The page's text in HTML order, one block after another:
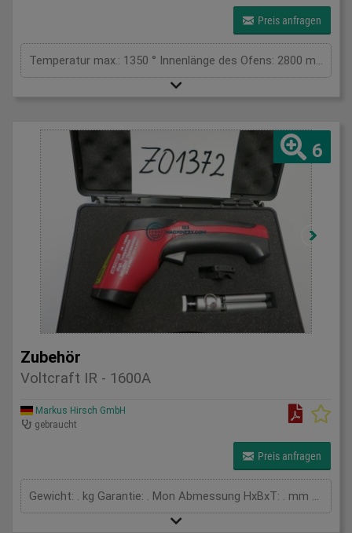
Preis anfragen
Temperatur max.: 1350 ° Innenlänge des Ofens: 2800 mm Innenbreite des Ofens: 2800 mm Innenhöhe des Ofens: 1200 mm Beladung: 20000 kg Abmessungen L x B x H: 3,3x3,3x2 m Gesamtleistungsbedarf: kW Maschinengewicht ca.: t
6
Zubehör
Voltcraft IR - 1600A
Markus Hirsch GmbH
gebraucht
Preis anfragen
Gewicht: . kg Garantie: . Mon Abmessung HxBxT: . mm Temperatur: -50.0 to 1600 °C